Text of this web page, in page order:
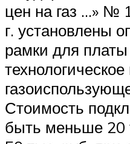
цен на газ …» №
г. установлены
рамки для платы
Стоимость
быть меньше 20